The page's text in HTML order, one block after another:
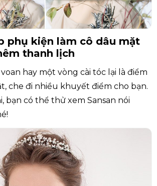
phụ kiện làm cô dâu mặt
thanh lịch
hay một vòng cài tóc lại là điểm
che đi nhiều khuyết điểm cho bạn.
bạn có thể thử xem Sansan nói